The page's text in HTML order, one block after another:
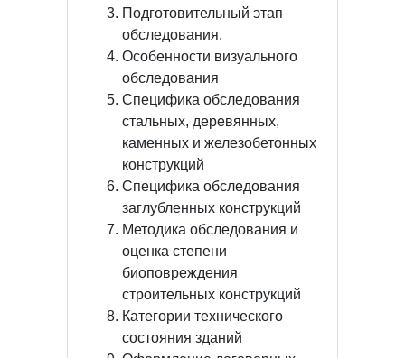
Подготовительный этап
обследования.
Особенности визуального
обследования
Специфика обследования
стальных, деревянных,
каменных и железобетонных
конструкций
Специфика обследования
заглубленных конструкций
Методика обследования и
оценка степени
биоповреждения
строительных конструкций
Категории технического
состояния зданий